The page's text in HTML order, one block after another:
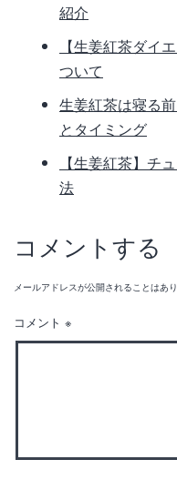
紹介
【生姜紅茶ダイ
ついて
生姜紅茶は寝る
とタイミング
【生姜紅茶】チ
法
コメントする
メールアドレスが公開されることはあり
コメント ※